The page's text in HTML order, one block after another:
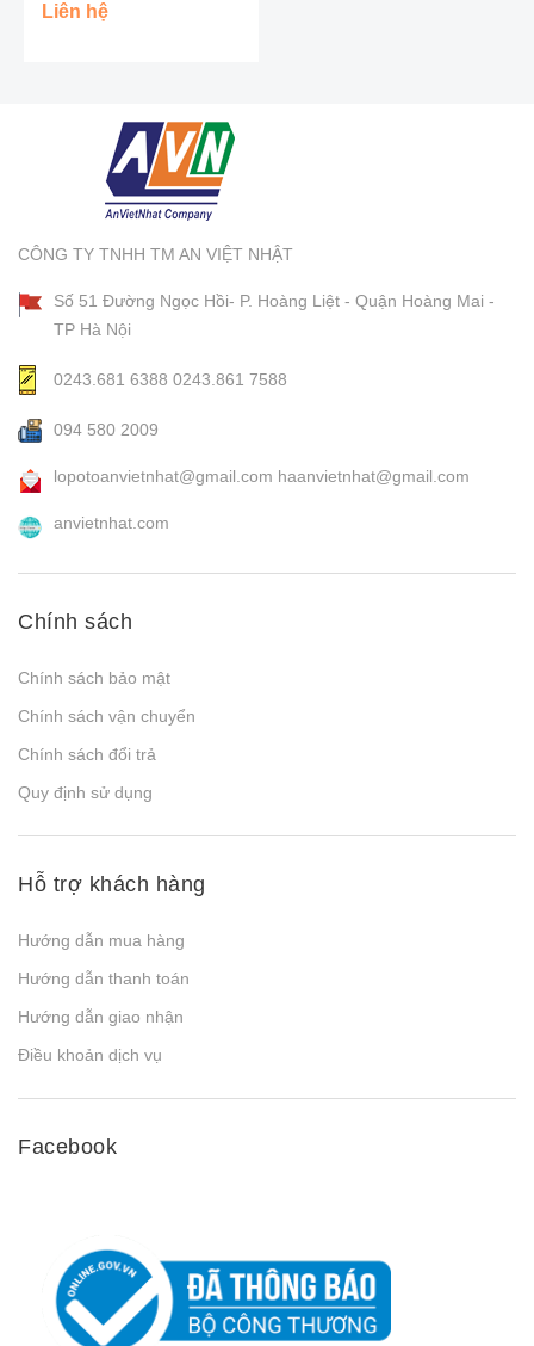
Liên hệ
CÔNG TY TNHH TM AN VIỆT NHẬT
Số 51 Đường Ngọc Hồi- P. Hoàng Liệt - Quận Hoàng Mai -
TP Hà Nội
0243.681 6388 0243.861 7588
094 580 2009
lopotoanvietnhat@gmail.com haanvietnhat@gmail.com
anvietnhat.com
Chính sách
Chính sách bảo mật
Chính sách vận chuyển
Chính sách đổi trả
Quy định sử dụng
Hỗ trợ khách hàng
Hướng dẫn mua hàng
Hướng dẫn thanh toán
Hướng dẫn giao nhận
Điều khoản dịch vụ
Facebook